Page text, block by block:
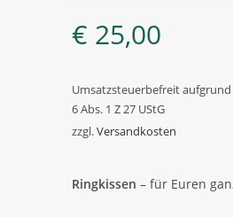
€ 25,00
Umsatzsteuerbefreit
6 Abs. 1 Z 27 UStG
zzgl.Versandkosten
Ringkissen – für Euren